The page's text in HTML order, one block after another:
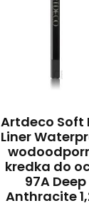
Artdeco Soft
Liner
kredka do
97A Deep
Anthracite